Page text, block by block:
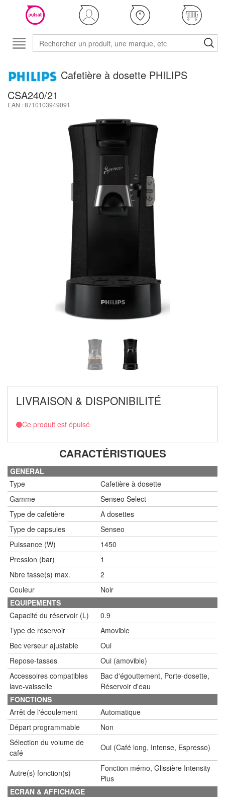
Cafetière à dosette PHILIPS
CSA240/21
EAN : 8710103949091
LIVRAISON & DISPONIBILITÉ
Ce produit est épuisé
CARACTÉRISTIQUES
GENERAL
Type
Cafetière à dosette
Gamme
Senseo Select
Type de cafetière
A dosettes
Type de capsules
Senseo
Puissance (W)
1450
Pression (bar)
1
Nbre tasse(s) max.
2
Couleur
Noir
EQUIPEMENTS
Capacité du réservoir (L)
0.9
Type de réservoir
Amovible
Bec verseur ajustable
Oui
Repose-tasses
Oui (amovible)
Accessoires compatibles
lave-vaisselle
Bac d'égouttement, Porte-dosette,
Réservoir d'eau
FONCTIONS
Arrêt de l'écoulement
Automatique
Départ programmable
Non
Sélection du volume de
café
Oui (Café long, Intense, Espresso)
Autre(s) fonction(s)
Fonction mémo, Glissière Intensity
Plus
ECRAN & AFFICHAGE